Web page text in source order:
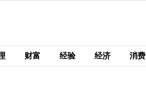
财富 经验 经济 消费